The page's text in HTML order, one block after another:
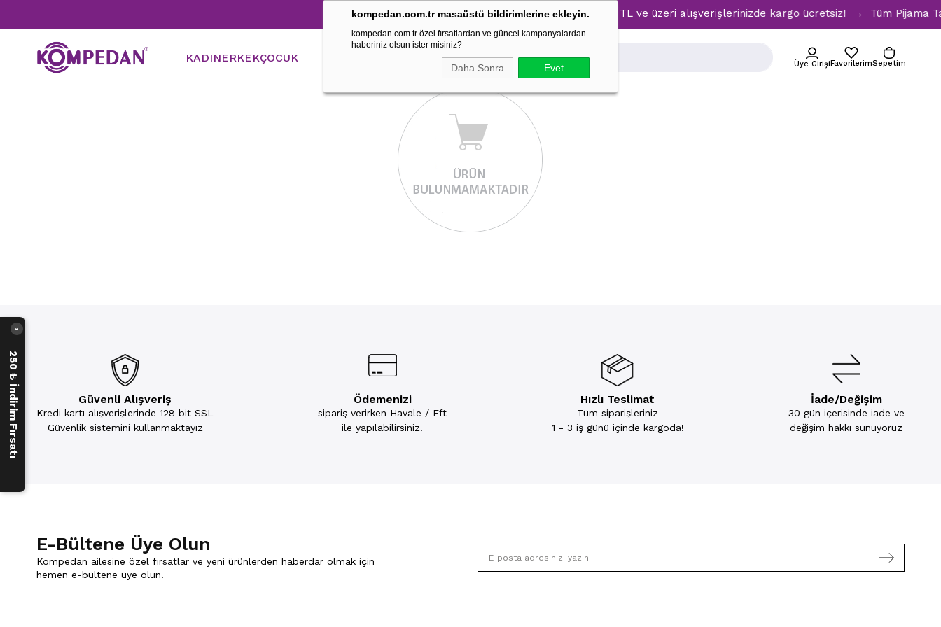
kompedan.com.tr masaüstü bildirimlerine ekleyin.
kompedan.com.tr özel fırsatlardan ve güncel kampanyalardan
haberiniz olsun ister misiniz?
Daha Sonra Evet
Tüm Pijama Takımlarında %30 İndirim → 1500 TL ve üzeri alışverişlerinizde kargo ücretsiz! → Tüm Pijama
KADINERKEKÇOCUK Üye GirişiFavorilerimSepetim
Güvenli Alışveriş
Kredi kartı alışverişlerinde 128 bit SSL
Güvenlik sistemini kullanmaktayız
Ödemenizi
sipariş verirken Havale / Eft
ile yapılabilirsiniz.
Hızlı Teslimat
Tüm siparişleriniz
1 - 3 iş günü içinde kargoda!
İade/Değişim
30 gün içerisinde iade ve
değişim hakkı sunuyoruz
E-Bültene Üye Olun
Kompedan ailesine özel fırsatlar ve yeni ürünlerden haberdar olmak için
hemen e-bültene üye olun!
250 ₺ İndirim Fırsatı
›